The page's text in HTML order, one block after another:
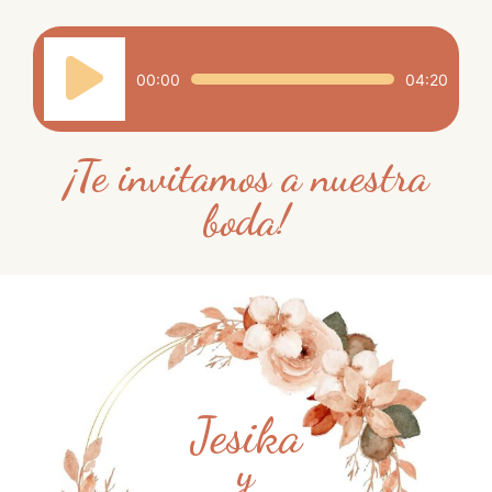
audio
00:00 04:20
¡Te invitamos a nuestra
boda!
Jesika
y